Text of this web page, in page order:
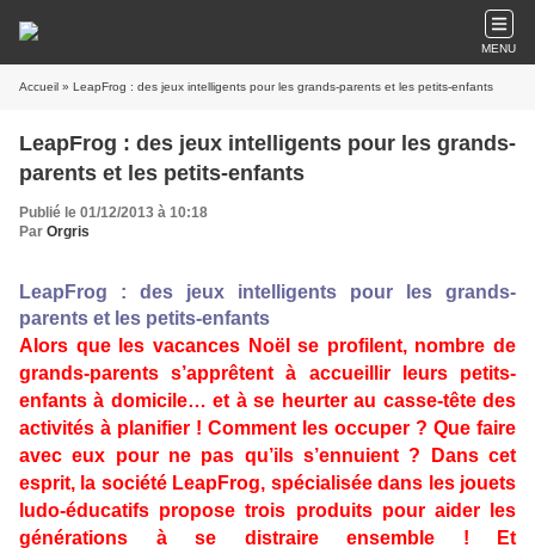
MENU
Accueil » LeapFrog : des jeux intelligents pour les grands-parents et les petits-enfants
LeapFrog : des jeux intelligents pour les grands-
parents et les petits-enfants
Publié le 01/12/2013 à 10:18
Par Orgris
LeapFrog : des jeux intelligents pour les grands-
parents et les petits-enfants
Alors que les vacances Noël se profilent, nombre de
grands-parents s’apprêtent à accueillir leurs petits-
enfants à domicile… et à se heurter au casse-tête des
activités à planifier ! Comment les occuper ? Que faire
avec eux pour ne pas qu’ils s’ennuient ? Dans cet
esprit, la société LeapFrog, spécialisée dans les jouets
ludo-éducatifs propose trois produits pour aider les
générations à se distraire ensemble ! Et